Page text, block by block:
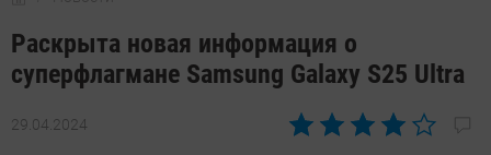
Раскрыта новая информация о
суперфлагмане Samsung Galaxy S25 Ultra
29.04.2024
Автор: